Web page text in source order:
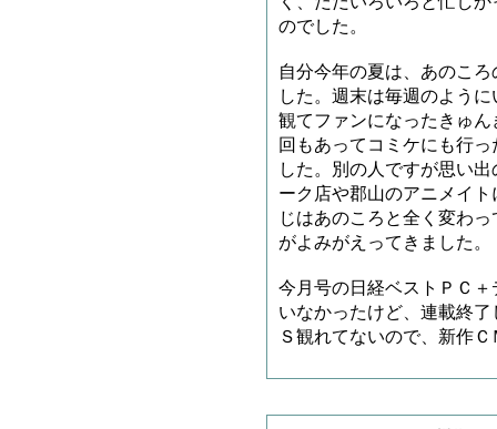
のでした。
自分今年の夏は、あのこ
した。週末は毎週のよう
観てファンになったきゅ
回もあってコミケにも行
した。別の人ですが思い
ーク店や郡山のアニメイ
じはあのころと全く変わ
がよみがえってきました。
今月号の日経ベストＰＣ
いなかったけど、連載終
Ｓ観れてないので、新作